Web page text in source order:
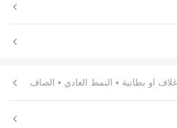
او بطانية • النمط العادي • الصاف